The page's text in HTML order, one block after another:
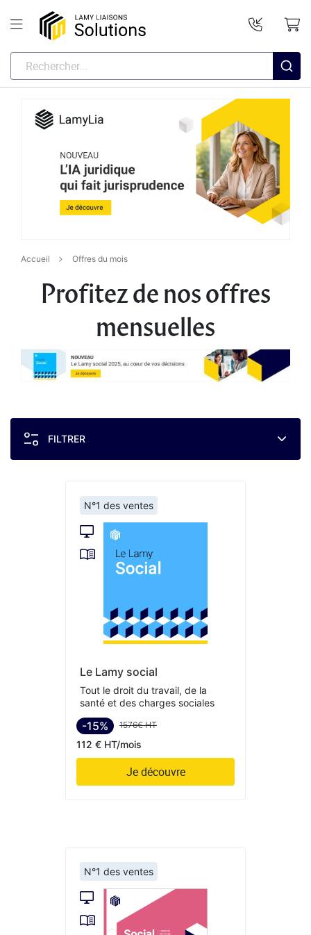
Accueil Offres du mois
Profitez de nos offres
mensuelles
FILTRER
N°1 des ventes
Le Lamy social
Tout le droit du travail, de la
santé et des charges sociales
-15% 1576€ HT
112 € HT/mois
Je découvre
N°1 des ventes